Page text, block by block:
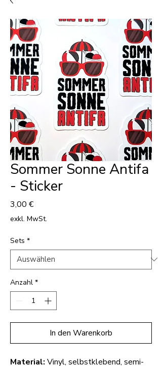
Sommer Sonne Antifa
- Sticker
3,00 €Preis
exkl. MwSt.
Sets *
Anzahl *
In den Warenkorb
Material: Vinyl, selbstklebend, semi-